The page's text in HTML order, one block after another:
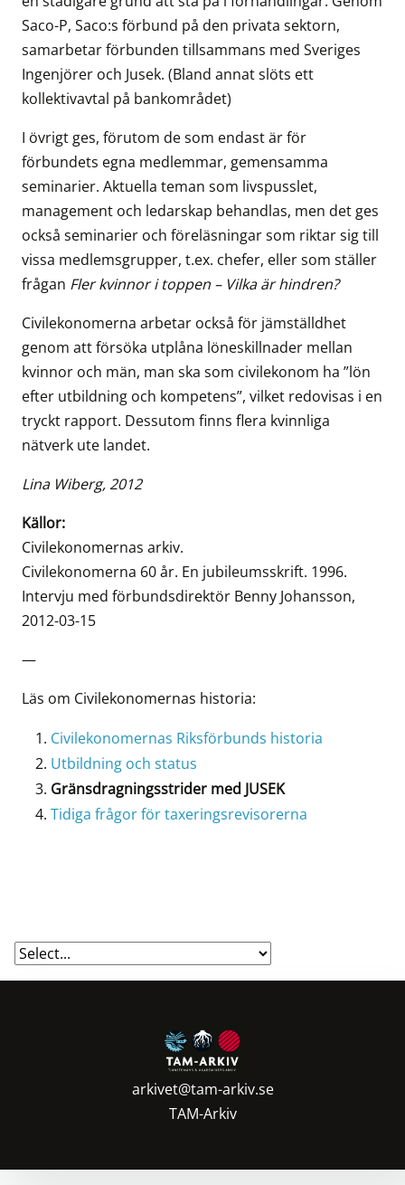
Saco-P, Saco:s förbund på den privata sektorn,
samarbetar förbunden tillsammans med Sveriges
Ingenjörer och Jusek. (Bland annat slöts ett
kollektivavtal på bankområdet)
I övrigt ges, förutom de som endast är för
förbundets egna medlemmar, gemensamma
seminarier. Aktuella teman som livspusslet,
management och ledarskap behandlas, men det ges
också seminarier och föreläsningar som riktar sig till
vissa medlemsgrupper, t.ex. chefer, eller som ställer
frågan Fler kvinnor i toppen – Vilka är hindren?
Civilekonomerna arbetar också för jämställdhet
genom att försöka utplåna löneskillnader mellan
kvinnor och män, man ska som civilekonom ha ”lön
efter utbildning och kompetens”, vilket redovisas i en
tryckt rapport. Dessutom finns flera kvinnliga
nätverk ute landet.
Lina Wiberg, 2012
Källor:
Civilekonomernas arkiv.
Civilekonomerna 60 år. En jubileumsskrift. 1996.
Intervju med förbundsdirektör Benny Johansson,
2012-03-15
—
Läs om Civilekonomernas historia:
Civilekonomernas Riksförbunds historia
Utbildning och status
Gränsdragningsstrider med JUSEK
Tidiga frågor för taxeringsrevisorerna
arkivet@tam-arkiv.se
TAM-Arkiv